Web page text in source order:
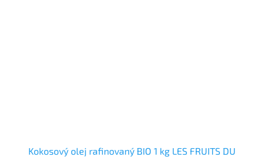
Kokosový olej rafinovaný BIO 1 kg LES FRUITS DU